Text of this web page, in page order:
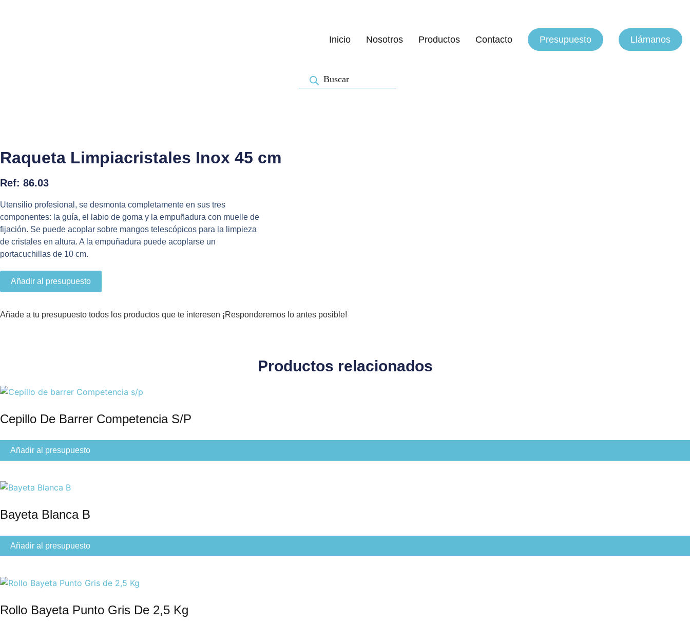
Inicio
Nosotros Productos Contacto Presupuesto Llámanos
productos
Raqueta Limpiacristales Inox 45 cm
Ref: 86.03
Utensilio profesional, se desmonta completamente en sus tres
componentes: la guía, el labio de goma y la empuñadura con muelle de
fijación. Se puede acoplar sobre mangos telescópicos para la limpieza
de cristales en altura. A la empuñadura puede acoplarse un
portacuchillas de 10 cm.
Raqueta
Limpiacristales
Inox
cantidad
Añadir al presupuesto
Añade a tu presupuesto todos los productos que te interesen ¡Responderemos lo antes posible!
Productos relacionados
Cepillo De Barrer Competencia S/p
Añadir al presupuesto
Bayeta Blanca B
Añadir al presupuesto
Rollo Bayeta Punto Gris De 2,5 Kg